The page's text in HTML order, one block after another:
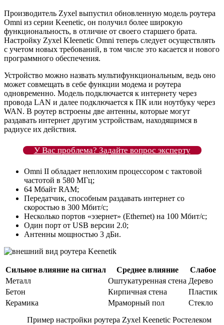
Производитель Zyxel выпустил обновленную модель роутера
Omni из серии Keenetic, он получил более широкую
функциональность, в отличие от своего старшего брата.
Настройку Zyxel KIeenetic Omni теперь следует осуществлять
с учетом новых требований, в том числе это касается и нового
программного обеспечения.
Устройство можно назвать мультифункциональным, ведь оно
может совмещать в себе функции модема и роутера
одновременно. Модель подключается к интернету через
провода LAN и далее подключается к ПК или ноутбуку через
WAN. В роутер встроены две антенны, которые могут
раздавать интернет другим устройствам, находящимся в
радиусе их действия.
У Вас проблема? Задайте вопрос эксперту
Omni II обладает неплохим процессором с тактовой
частотой в 580 МГц;
64 Мбайт RAM;
Передатчик, способным раздавать интернет со
скоростью в 300 Мбит/c;
Несколько портов «эзернет» (Ethernet) на 100 Мбит/с;
Один порт от USB версии 2.0;
Антенны мощностью 3 дБи.
Сильное влияние на сигнал Среднее влияние
Слабое
Металл
Оштукатуренная стена Дерево
Бетон
Кирпичная стена
Пластик
Керамика
Мраморный пол
Стекло
Пример настройки роутера Zyxel Keenetic Ростелеком